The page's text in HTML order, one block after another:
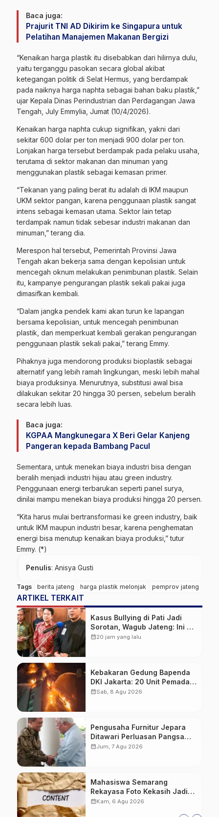
Baca juga:
Prajurit TNI AD Dikirim ke Singapura untuk
Pelatihan Manajemen Makanan Bergizi
“Kenaikan harga plastik itu disebabkan dari hilirnya dulu,
yaitu terganggu pasokan secara global akibat
ketegangan politik di Selat Hermus, yang berdampak
pada naiknya harga naphta sebagai bahan baku plastik,”
ujar Kepala Dinas Perindustrian dan Perdagangan Jawa
Tengah, July Emmylia, Jumat (10/4/2026).
Kenaikan harga naphta cukup signifikan, yakni dari
sekitar 600 dolar per ton menjadi 900 dolar per ton.
Lonjakan harga tersebut berdampak pada pelaku usaha,
terutama di sektor makanan dan minuman yang
menggunakan plastik sebagai kemasan primer.
“Tekanan yang paling berat itu adalah di IKM maupun
UKM sektor pangan, karena penggunaan plastik sangat
intens sebagai kemasan utama. Sektor lain tetap
terdampak namun tidak sebesar industri makanan dan
minuman,” terang dia.
Merespon hal tersebut, Pemerintah Provinsi Jawa
Tengah akan bekerja sama dengan kepolisian untuk
mencegah oknum melakukan penimbunan plastik. Selain
itu, kampanye pengurangan plastik sekali pakai juga
dimasifkan kembali.
“Dalam jangka pendek kami akan turun ke lapangan
bersama kepolisian, untuk mencegah penimbunan
plastik, dan memperkuat kembali gerakan pengurangan
penggunaan plastik sekali pakai,” terang Emmy.
Pihaknya juga mendorong produksi bioplastik sebagai
alternatif yang lebih ramah lingkungan, meski lebih mahal
biaya produksinya. Menurutnya, substitusi awal bisa
dilakukan sekitar 20 hingga 30 persen, sebelum beralih
secara lebih luas.
Baca juga:
KGPAA Mangkunegara X Beri Gelar Kanjeng
Pangeran kepada Bambang Pacul
Sementara, untuk menekan biaya industri bisa dengan
beralih menjadi industri hijau atau green industry.
Penggunaan energi terbarukan seperti panel surya,
dinilai mampu menekan biaya produksi hingga 20 persen.
“Kita harus mulai bertransformasi ke green industry, baik
untuk IKM maupun industri besar, karena penghematan
energi bisa menutup kenaikan biaya produksi,” tutur
Emmy. (*)
Penulis: Anisya Gusti
Tags berita jateng harga plastik melonjak pemprov jateng
ARTIKEL TERKAIT
Kasus Bullying di Pati Jadi
Sorotan, Wagub Jateng: Ini PR
Bersama
calendar_month20 jam yang lalu
Kebakaran Gedung Bapenda
DKI Jakarta: 20 Unit Pemadam
dan 3 Bronto Skylift
calendar_monthSab, 8 Agu 2026
Pengusaha Furnitur Jepara
Ditawari Perluasan Pangsa
Pasar Hingga ke IKN
calendar_monthJum, 7 Agu 2026
Mahasiswa Semarang
Rekayasa Foto Kekasih Jadi
Konten Cabul karena Sakit
calendar_monthKam, 6 Agu 2026